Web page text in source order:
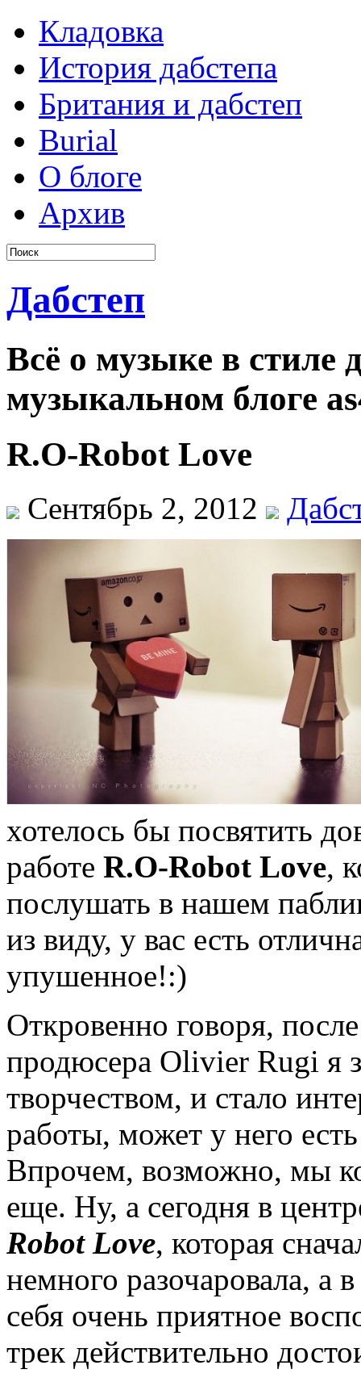
Кладовка
История дабстепа
Британия и дабстеп
Burial
О блоге
Архив
Дабстеп
Всё о музыке в стиле
музыкальном блоге
R.O-Robot Love
Сентябрь 2, 2012
хотелось бы посвятить
работе R.O-Robot Love,
послушать в нашем
из виду, у вас есть
упушенное!:)
Откровенно говоря,
продюсера Olivier Rugi я
творчеством, и стало
работы, может у него
Впрочем, возможно, мы
еще. Ну, а сегодня в
Robot Love, которая
немного разочаровала, а
себя очень приятное
трек действительно